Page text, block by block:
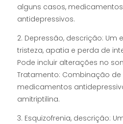
alguns casos,
antidepressivos.
2. Depressão, descrição: Um
tristeza, apatia e perda de
Pode incluir alterações no
Tratamento: Combinação
medicamentos
amitriptilina.
3. Esquizofrenia, descrição: